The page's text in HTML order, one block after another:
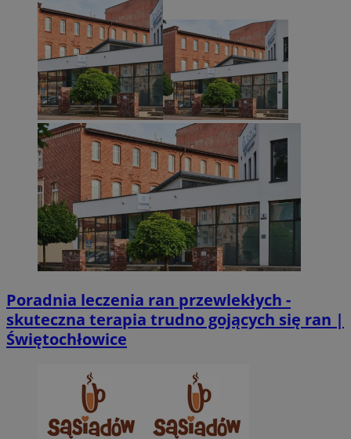
Poradnia leczenia ran przewlekłych -
skuteczna terapia trudno gojących się ran |
Świętochłowice